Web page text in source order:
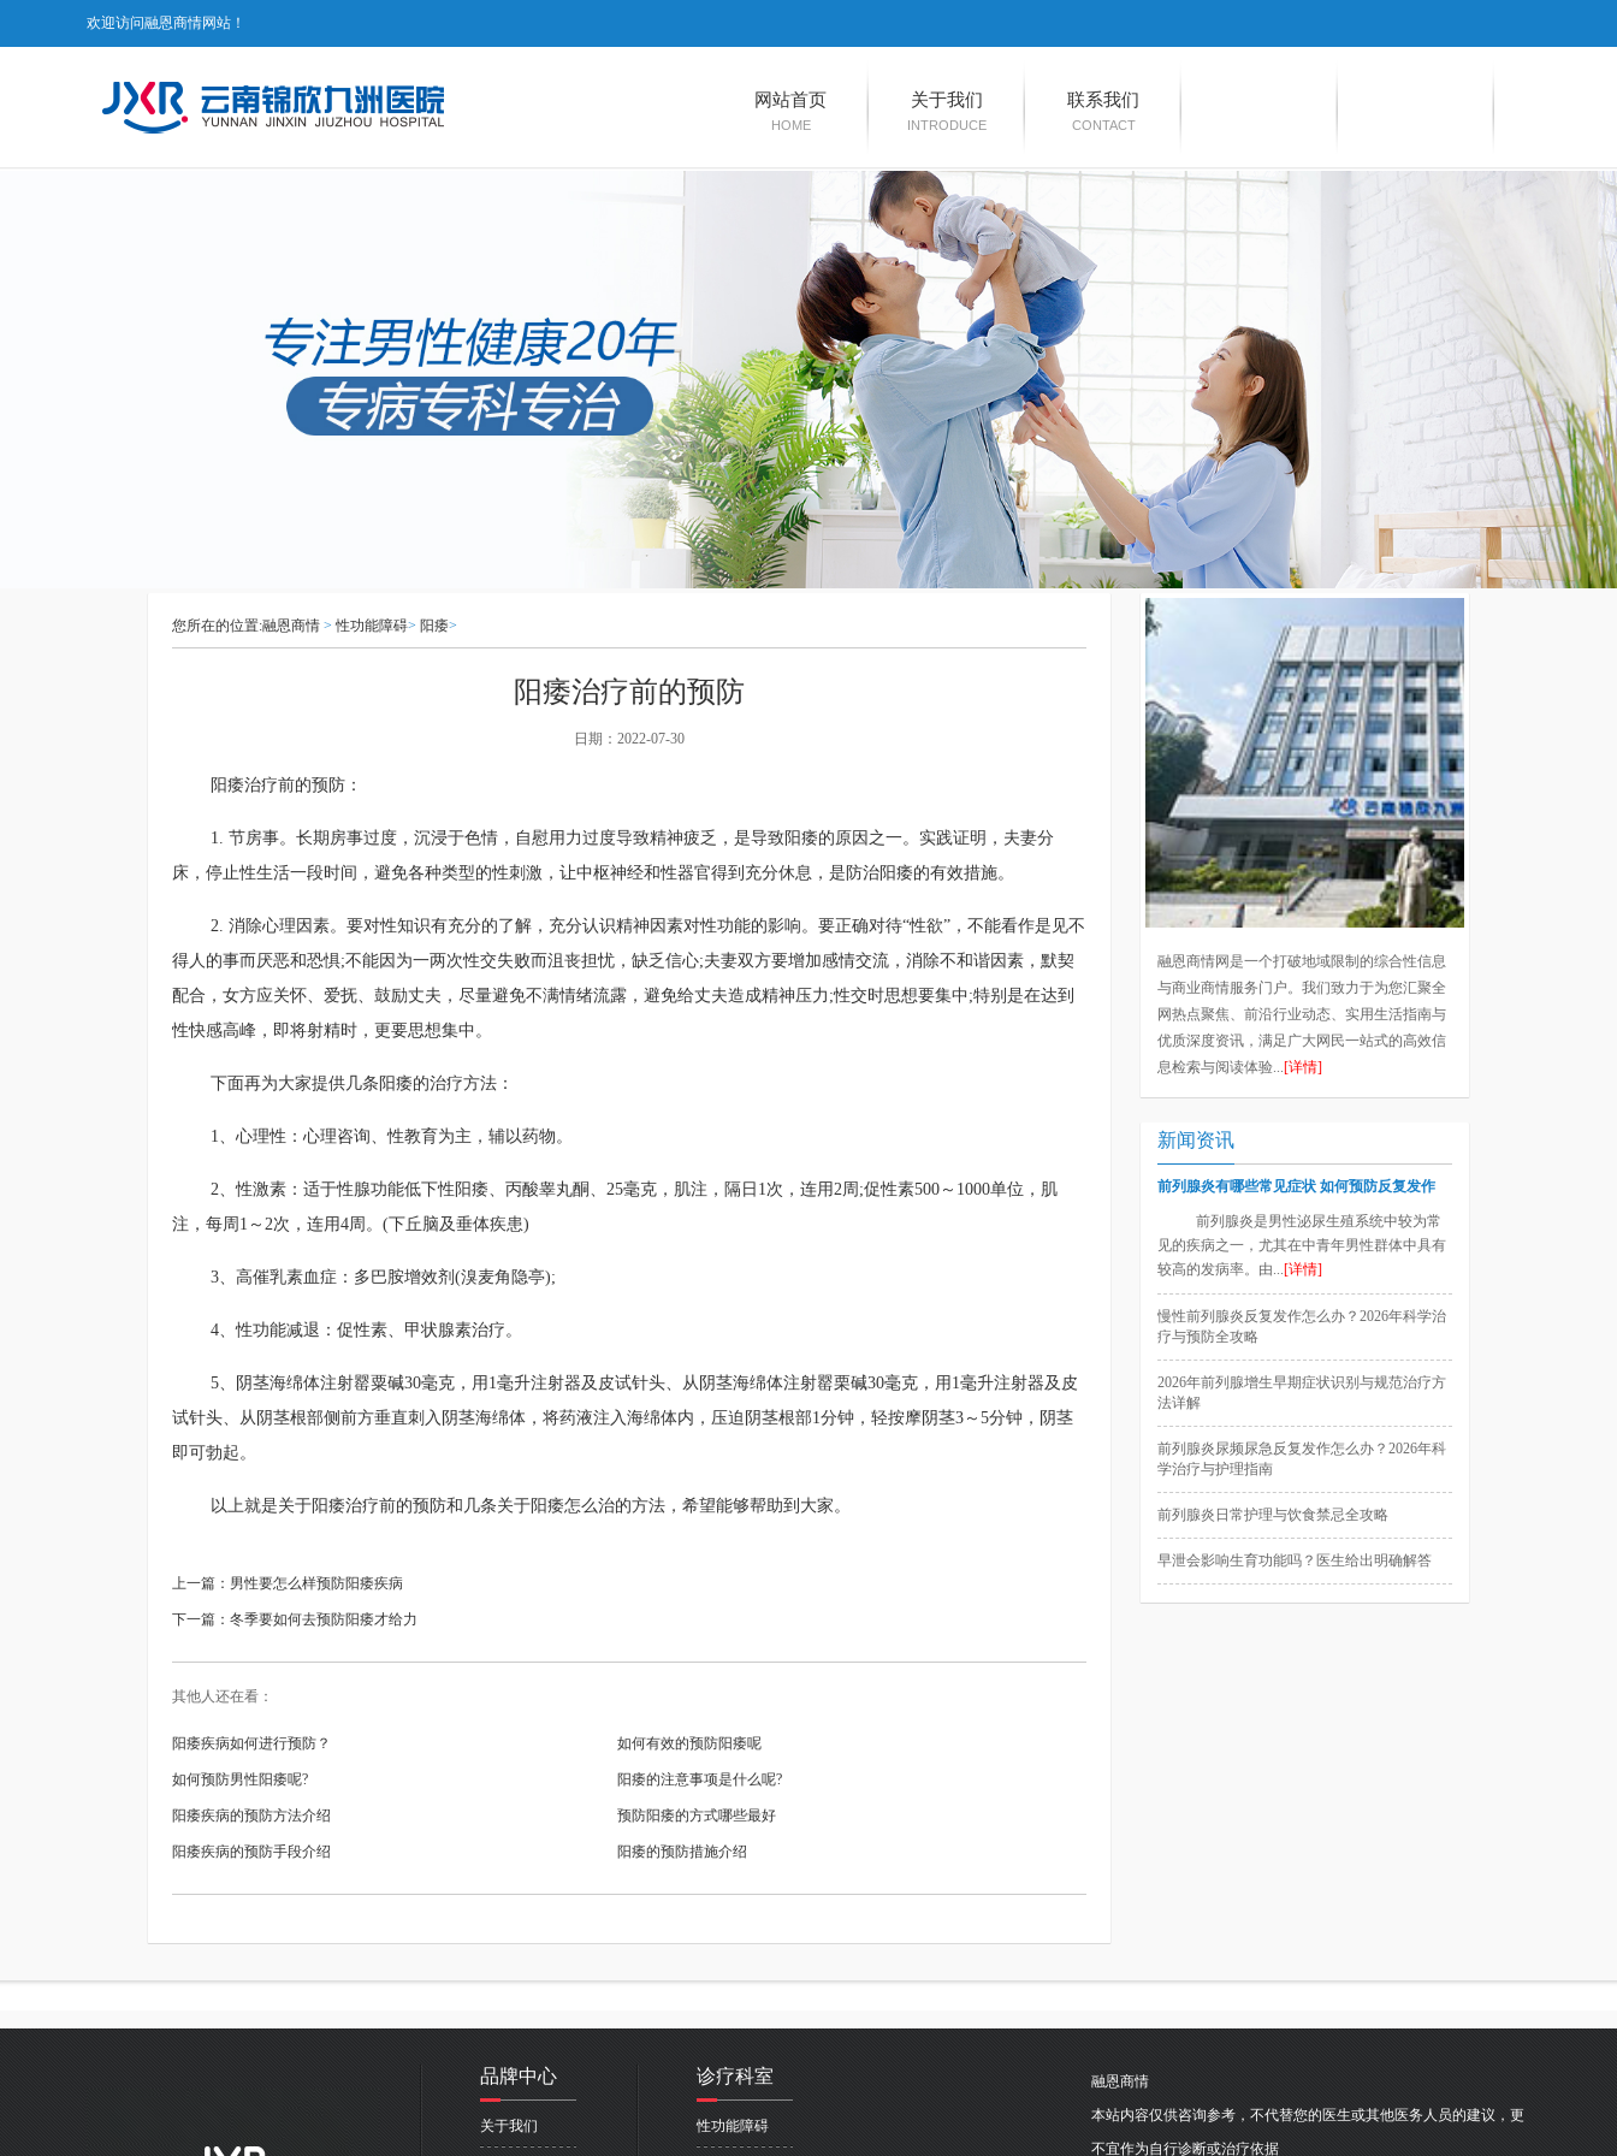
欢迎访问融恩商情网站！
网站首页
HOME
关于我们
INTRODUCE
联系我们
CONTACT
您所在的位置:融恩商情 >性功能障碍> 阳痿>
阳痿治疗前的预防
日期： 2022-07-30
阳痿治疗前的预防：
1. 节房事。长期房事过度，沉浸于色情，自慰用力过度导致精神疲乏，是导致阳痿的原因之一。实践证明，夫妻分
床，停止性生活一段时间，避免各种类型的性刺激，让中枢神经和性器官得到充分休息，是防治阳痿的有效措施。
2. 消除心理因素。要对性知识有充分的了解，充分认识精神因素对性功能的影响。要正确对待“性欲”，不能看作是见不
得人的事而厌恶和恐惧;不能因为一两次性交失败而沮丧担忧，缺乏信心;夫妻双方要增加感情交流，消除不和谐因素，默契
配合，女方应关怀、爱抚、鼓励丈夫，尽量避免不满情绪流露，避免给丈夫造成精神压力;性交时思想要集中;特别是在达到
性快感高峰，即将射精时，更要思想集中。
下面再为大家提供几条阳痿的治疗方法：
1、心理性：心理咨询、性教育为主，辅以药物。
2、性激素：适于性腺功能低下性阳痿、丙酸睾丸酮、25毫克，肌注，隔日1次，连用2周;促性素500～1000单位，肌
注，每周1～2次，连用4周。(下丘脑及垂体疾患)
3、高催乳素血症：多巴胺增效剂(溴麦角隐亭);
4、性功能减退：促性素、甲状腺素治疗。
5、阴茎海绵体注射罂粟碱30毫克，用1毫升注射器及皮试针头、从阴茎海绵体注射罂栗碱30毫克，用1毫升注射器及皮
试针头、从阴茎根部侧前方垂直刺入阴茎海绵体，将药液注入海绵体内，压迫阴茎根部1分钟，轻按摩阴茎3～5分钟，阴茎
即可勃起。
以上就是关于阳痿治疗前的预防和几条关于阳痿怎么治的方法，希望能够帮助到大家。
上一篇： 男性要怎么样预防阳痿疾病
下一篇： 冬季要如何去预防阳痿才给力
其他人还在看：
阳痿疾病如何进行预防？ 如何有效的预防阳痿呢
如何预防男性阳痿呢? 阳痿的注意事项是什么呢?
阳痿疾病的预防方法介绍 预防阳痿的方式哪些最好
阳痿疾病的预防手段介绍 阳痿的预防措施介绍
融恩商情网是一个打破地域限制的综合性信息
与商业商情服务门户。我们致力于为您汇聚全
网热点聚焦、前沿行业动态、实用生活指南与
优质深度资讯，满足广大网民一站式的高效信
息检索与阅读体验... [详情]
新闻资讯
前列腺炎有哪些常见症状 如何预防反复发作
前列腺炎是男性泌尿生殖系统中较为常
见的疾病之一，尤其在中青年男性群体中具有
较高的发病率。由... [详情]
慢性前列腺炎反复发作怎么办？2026年科学治
疗与预防全攻略
2026年前列腺增生早期症状识别与规范治疗方
法详解
前列腺炎尿频尿急反复发作怎么办？2026年科
学治疗与护理指南
前列腺炎日常护理与饮食禁忌全攻略
早泄会影响生育功能吗？医生给出明确解答
品牌中心
关于我们
诊疗科室
性功能障碍
融恩商情
本站内容仅供咨询参考，不代替您的医生或其他医务人员的建议，更
不宜作为自行诊断或治疗依据